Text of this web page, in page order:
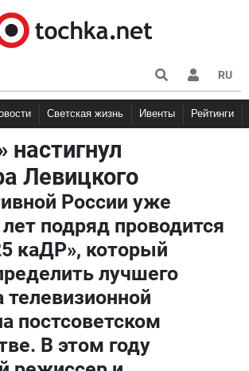
RU
Светская жизнь Ивенты Рейтинги
настигнул
Левицкого
России уже
подряд проводится
каДР», который
лучшего
телевизионной
постсоветском
В этом году